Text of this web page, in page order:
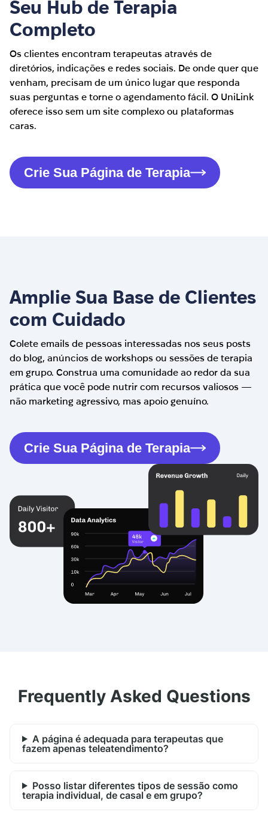
Seu Hub de Terapia
Completo
Os clientes encontram terapeutas através de
diretórios, indicações e redes sociais. De onde quer que
venham, precisam de um único lugar que responda
suas perguntas e torne o agendamento fácil. O UniLink
oferece isso sem um site complexo ou plataformas
caras.
Crie Sua Página de Terapia
Amplie Sua Base de Clientes
com Cuidado
Colete emails de pessoas interessadas nos seus posts
do blog, anúncios de workshops ou sessões de terapia
em grupo. Construa uma comunidade ao redor da sua
prática que você pode nutrir com recursos valiosos —
não marketing agressivo, mas apoio genuíno.
Crie Sua Página de Terapia
Frequently Asked Questions
A página é adequada para terapeutas que
fazem apenas teleatendimento?
Posso listar diferentes tipos de sessão como
terapia individual, de casal e em grupo?